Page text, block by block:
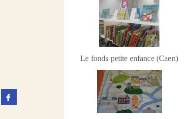
Partager
sur
Le fonds petite enfance (Caen)